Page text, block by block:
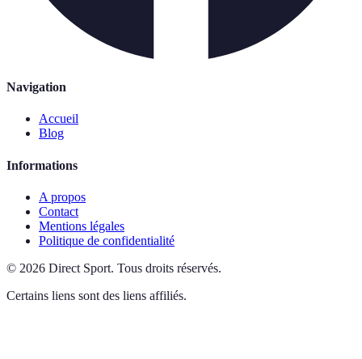
Navigation
Accueil
Blog
Informations
A propos
Contact
Mentions légales
Politique de confidentialité
© 2026 Direct Sport. Tous droits réservés.
Certains liens sont des liens affiliés.